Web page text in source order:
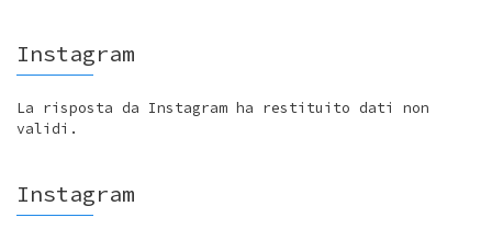
Instagram
La risposta da Instagram ha restituito dati non
validi.
Instagram